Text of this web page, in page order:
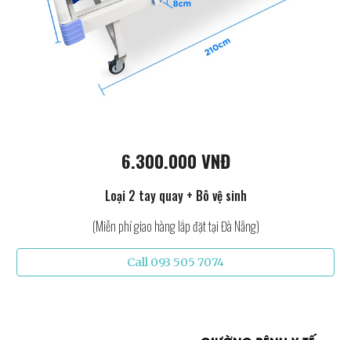
6.300.000 VNĐ
Loại 2 tay quay + Bô vệ sinh
(Miễn phí giao hàng lắp đặt tại Đà Nẵng)
Call 093 505 7074